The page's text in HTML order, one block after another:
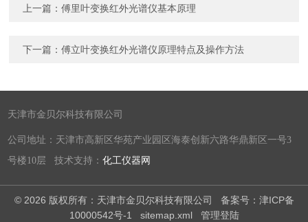
上一篇：傅里叶变换红外光谱仪基本原理
下一篇：傅立叶变换红外光谱仪原理特点及操作方法
天津市金贝尔科技有限公司
公司地址：天津市高新区华苑产业园区海泰创新六路华鼎新区一号3
号楼10层 技术支持：化工仪器网
© 2026 版权所有：天津市金贝尔科技有限公司 备案号：津ICP备
10000542号-1
sitemap.xml 管理登陆